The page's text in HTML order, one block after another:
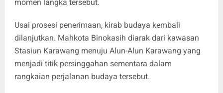
momen langka tersebut.
Usai prosesi penerimaan, kirab budaya kembali
dilanjutkan. Mahkota Binokasih diarak dari kawasan
Stasiun Karawang menuju Alun-Alun Karawang yang
menjadi titik persinggahan sementara dalam
rangkaian perjalanan budaya tersebut.